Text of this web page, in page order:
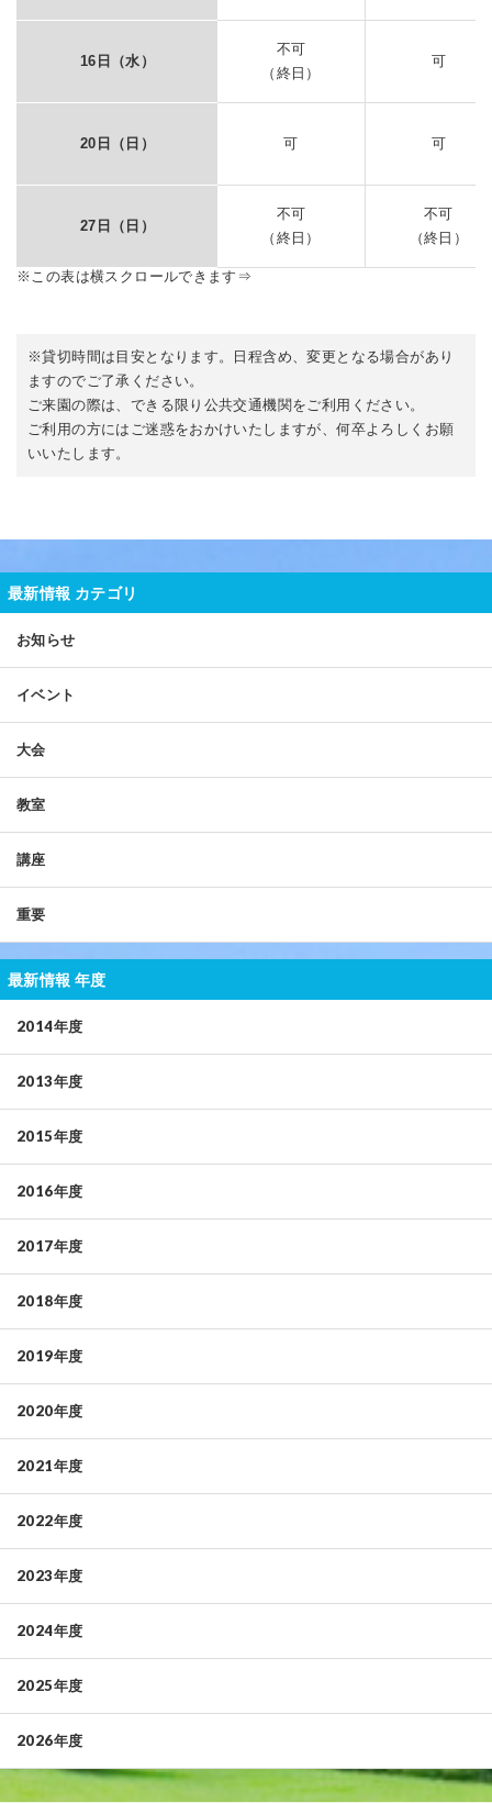
16日（水）
不可
（終日）
可
20日（日） 可 可
27日（日）
不可
（終日）
不可
（終日）
※貸切時間は目安となります。日程含め、変更となる場合があり
ますのでご了承ください。
ご来園の際は、できる限り公共交通機関をご利用ください。
ご利用の方にはご迷惑をおかけいたしますが、何卒よろしくお願
いいたします。
最新情報 カテゴリ
お知らせ
イベント
大会
教室
講座
重要
最新情報 年度
2014年度
2013年度
2015年度
2016年度
2017年度
2018年度
2019年度
2020年度
2021年度
2022年度
2023年度
2024年度
2025年度
2026年度